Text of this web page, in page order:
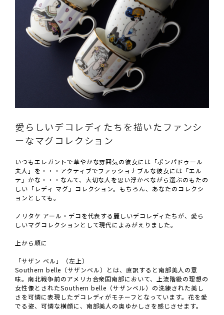
愛らしいデコレディたちを描いたファンシ
ーなマグコレクション
いつもエレガントで華やかな雰囲気の彼女には「ポンパドゥール
夫人」を・・・アクティブでファッショナブルな彼女には「エル
テ」かな・・・なんて、大切な人を思い浮かべながら選ぶのもたの
しい「レディ マグ」コレクション。もちろん、あなたのコレクシ
ョンとしても。
ノリタケ アール・デコを代表する麗しいデコレディたちが、愛ら
しいマグコレクションとして現代によみがえりました。
上から順に
「サザン ベル」（左上）
Southern belle（サザンベル）とは、直訳すると南部美人の意
味。南北戦争前のアメリカ合衆国南部において、上流階級の理想の
女性像とされたSouthern belle（サザンベル）の洗練された美し
さを可憐に表現したデコレディがモチーフとなっています。花を愛
でる姿、可憐な横顔に、南部美人の奥ゆかしさを感じさせます。